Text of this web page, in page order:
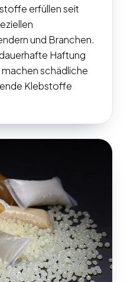
erfüllen seit
und Branchen.
Haftung
machen schädliche
Klebstoffe